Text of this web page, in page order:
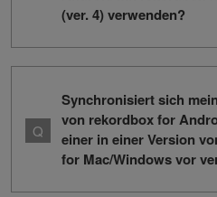
(ver. 4) verwenden?
Synchronisiert sich
von rekordbox for
einer in einer Version
for Mac/Windows vor